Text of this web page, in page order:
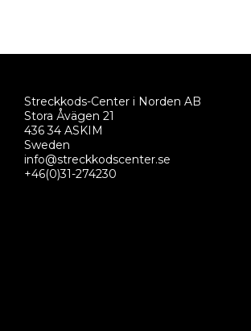
Streckkods-Center i Norden AB
Stora Åvägen 21
436 34 ASKIM
Sweden
info@streckkodscenter.se
+46(0)31-274230